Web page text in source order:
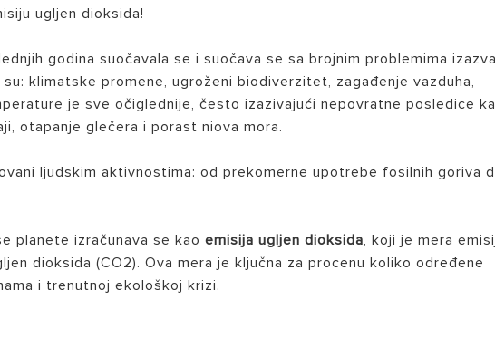
ugljen dioksida!
godina suočavala se i suočava se sa brojnim problemima
klimatske promene, ugroženi biodiverzitet, zagađenje vazduha,
je sve očiglednije, često izazivajući nepovratne posledice
otapanje glečera i porast niova mora.
ljudskim aktivnostima: od prekomerne upotrebe fosilnih goriva
planete izračunava se kaoemisija ugljen dioksida, koji je mera
dioksida (CO2). Ova mera je ključna za procenu koliko određene
i trenutnoj ekološkoj krizi.